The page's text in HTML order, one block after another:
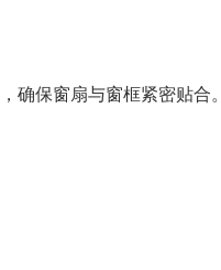
保窗扇与窗框紧密贴合。